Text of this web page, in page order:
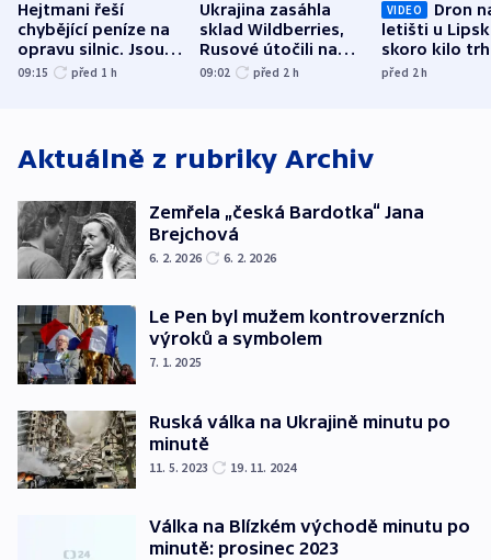
Hejtmani řeší
chybějící peníze na
opravu silnic. Jsou
nenárokové, namítá
09:15 před 1 h
Ukrajina zasáhla
sklad Wildberries,
Rusové útočili na
trh, hasiče či
09:02 před 2 h
VIDEO
Dron
letišti u
skoro kilo
indicie
před 2h
Aktuálně z rubriky Archiv
Zemřela „česká Bardotka“ Jana
Brejchová
6. 2. 2026 6. 2. 2026
Le Pen byl mužem kontroverzních
výroků a symbolem
7. 1. 2025
Ruská válka na Ukrajině minutu po
minutě
11. 5. 2023 19. 11. 2024
Válka na Blízkém východě minutu po
minutě: prosinec 2023